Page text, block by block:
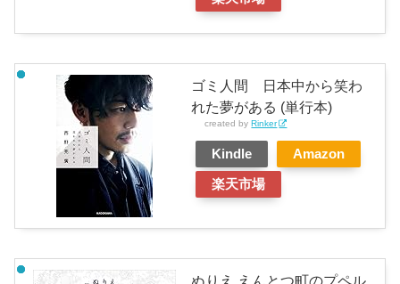
ゴミ人間 日本中から笑わ
れた夢がある (単行本)
created byRinker
Kindle Amazon
楽天市場
ぬりえ えんとつ町のプペル